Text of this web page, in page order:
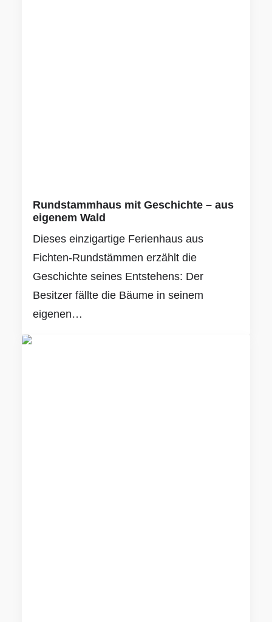
Rundstammhaus mit Geschichte – aus
eigenem Wald
Dieses einzigartige Ferienhaus aus
Fichten-Rundstämmen erzählt die
Geschichte seines Entstehens: Der
Besitzer fällte die Bäume in seinem
eigenen…